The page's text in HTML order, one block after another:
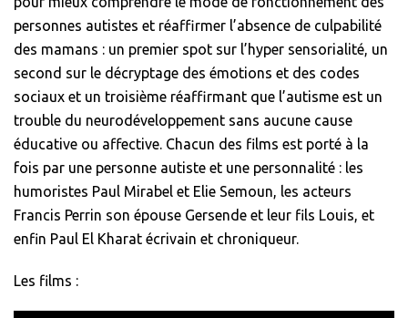
personnes autistes et réaffirmer l’absence de culpabilité
des mamans : un premier spot sur l’hyper sensorialité, un
second sur le décryptage des émotions et des codes
sociaux et un troisième réaffirmant que l’autisme est un
trouble du neurodéveloppement sans aucune cause
éducative ou affective. Chacun des films est porté à la
fois par une personne autiste et une personnalité : les
humoristes Paul Mirabel et Elie Semoun, les acteurs
Francis Perrin son épouse Gersende et leur fils Louis, et
enfin Paul El Kharat écrivain et chroniqueur.
Les films :